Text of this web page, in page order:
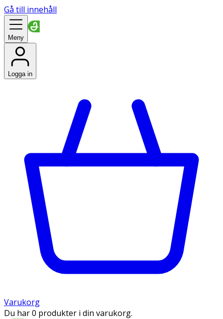
Gå till innehåll
Meny
Logga in
Varukorg
Du har 0 produkter i din varukorg.